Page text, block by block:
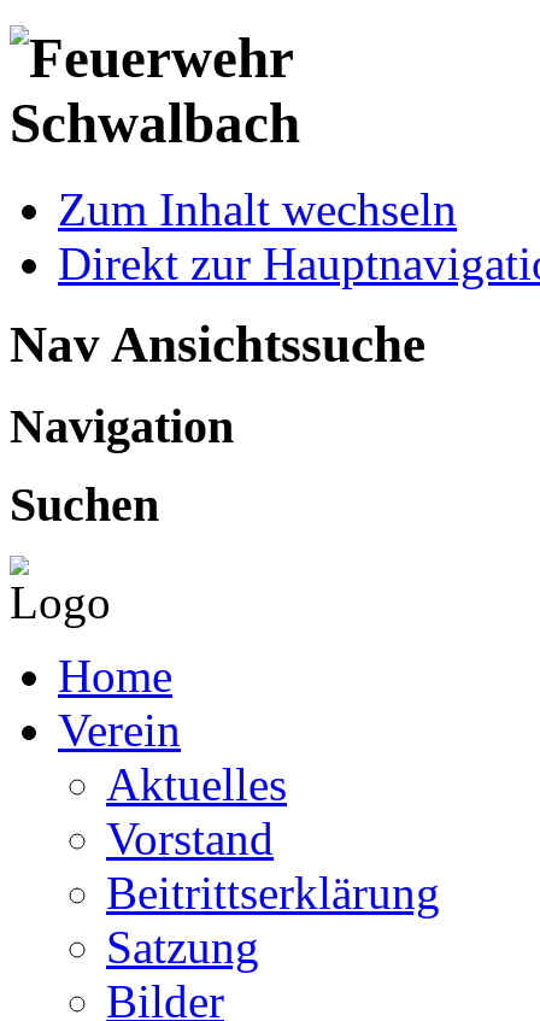
Zum Inhalt wechseln
Direkt zur
Nav Ansichtssuche
Navigation
Suchen
Home
Verein
Aktuelles
Vorstand
Beitrittserklärung
Satzung
Bilder